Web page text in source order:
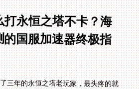
永恒之塔不卡？海
国服加速器终极指
三年的永恒之塔老玩家，最头疼的就
突然延迟飙升到300ms+，技能放不
掉——相信很多海外玩国服游戏的朋
间。不止永恒之塔，国外玩崩坏3的
，激战2抢世界BOSS时延迟高得连
些问题的根源其实都在于跨境网络的
南就给大家分享我亲测有效的解决方